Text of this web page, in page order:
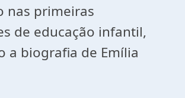
nas primeiras
de educação infantil,
a biografia de Emília